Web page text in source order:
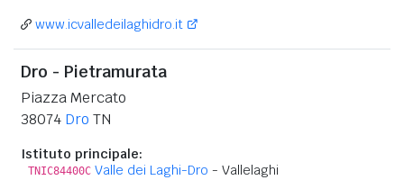
www.icvalledeilaghidro.it
Dro - Pietramurata
Piazza Mercato
38074 Dro TN
Istituto principale:
TNIC84400C Valle dei Laghi-Dro - Vallelaghi